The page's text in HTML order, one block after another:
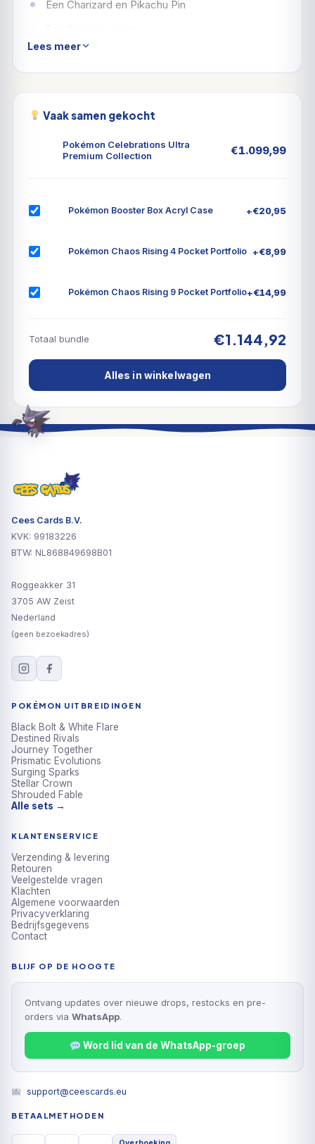
Een Charizard en Pikachu Pin
17 Celebrations mini-boosterpakketten
Lees meer
Vaak samen gekocht
Pokémon Celebrations Ultra
Premium Collection
€1.099,99
Pokémon Booster Box Acryl Case +€20,95
Pokémon Chaos Rising 4 Pocket Portfolio +€8,99
Pokémon Chaos Rising 9 Pocket Portfolio+€14,99
Totaal bundle €1.144,92
Alles in winkelwagen
Cees Cards B.V.
KVK: 99183226
BTW: NL868849698B01
Roggeakker 31
3705 AW Zeist
Nederland
(geen bezoekadres)
POKÉMON UITBREIDINGEN
Black Bolt & White Flare
Destined Rivals
Journey Together
Prismatic Evolutions
Surging Sparks
Stellar Crown
Shrouded Fable
Alle sets →
KLANTENSERVICE
Verzending & levering
Retouren
Veelgestelde vragen
Klachten
Algemene voorwaarden
Privacyverklaring
Bedrijfsgegevens
Contact
BLIJF OP DE HOOGTE
Ontvang updates over nieuwe drops, restocks en pre-
orders via WhatsApp.
Word lid van de WhatsApp-groep
support@ceescards.eu
BETAALMETHODEN